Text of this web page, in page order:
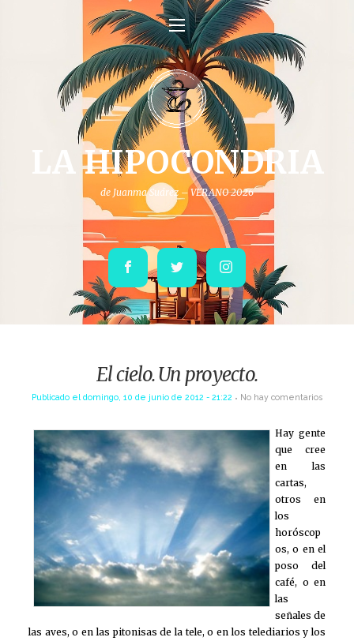
LA HIPOCONDRIA
de Juanma Suárez – VERANO 2026
Facebook Twitter Instagram
El cielo. Un proyecto.
Publicado el domingo, 10 de junio de 2012 - 21:22 No hay comentarios
Hay gente
que cree
en las
cartas,
otros en
los
horóscop
os, o en el
poso del
café, o en
las
señales de
las aves, o en las pitonisas de la tele, o en los telediarios y los